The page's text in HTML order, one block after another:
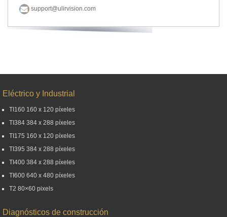
support@ulirvision.com
Eléctrico y Industrial
TI160 160 x 120 píxeles
TI384 384 x 288 píxeles
TI175 160 x 120 píxeles
TI395 384 x 288 píxeles
TI400 384 x 288 píxeles
TI600 640 x 480 píxeles
T2 80×60 pixels
Diagnósticos de construcción